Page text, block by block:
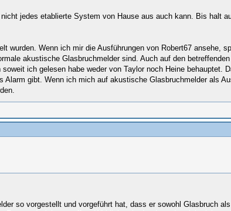
jedes etablierte System von Hause aus auch kann. Bis halt
Wenn ich mir die Ausführungen von Robert67 ansehe,
akustische Glasbruchmelder sind. Auch auf den
ich gelesen habe weder von Taylor noch Heine
gibt. Wenn ich mich auf akustische Glasbruchmelder als
so vorgestellt und vorgeführt hat, dass er sowohl Glasbruch